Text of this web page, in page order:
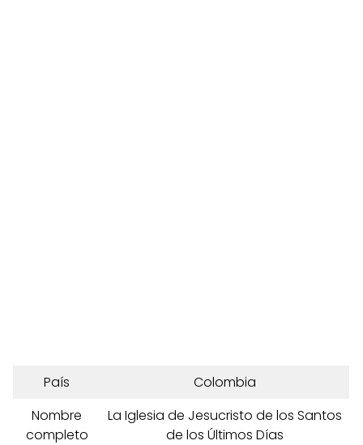
País
Colombia
Nombre
completo
La Iglesia de Jesucristo de los Santos
de los Últimos Días